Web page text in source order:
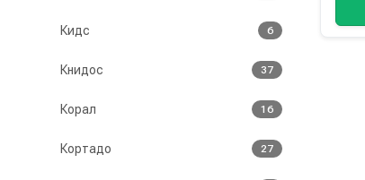
Кидс 6
Книдос 37
Корал 16
Кортадо 27